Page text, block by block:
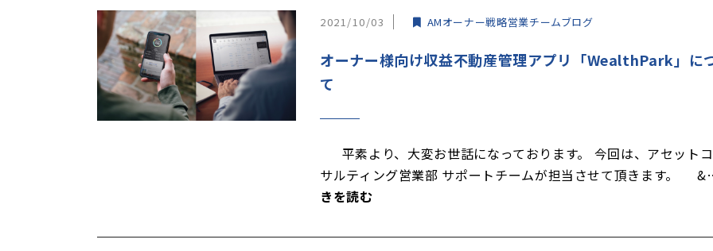
2021/10/03 AMオーナー戦略営業チームブログ
オーナー様向け収益不動産管理アプリ「WealthPark」に
て
平素より、大変お世話になっております。 今回は、アセット
サルティング営業部 サポートチームが担当させて頂きます。
きを読む